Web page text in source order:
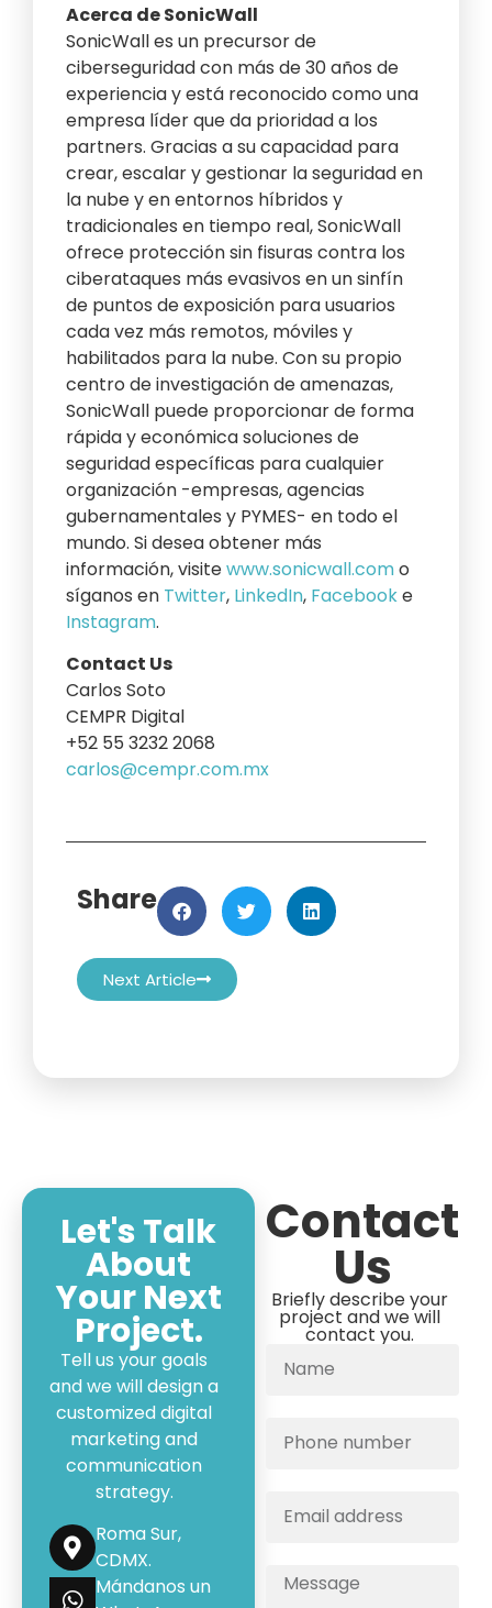
Acerca de SonicWall
SonicWall es un precursor de
ciberseguridad con más de 30 años de
experiencia y está reconocido como una
empresa líder que da prioridad a los
partners. Gracias a su capacidad para
crear, escalar y gestionar la seguridad en
la nube y en entornos híbridos y
tradicionales en tiempo real, SonicWall
ofrece protección sin fisuras contra los
ciberataques más evasivos en un sinfín
de puntos de exposición para usuarios
cada vez más remotos, móviles y
habilitados para la nube. Con su propio
centro de investigación de amenazas,
SonicWall puede proporcionar de forma
rápida y económica soluciones de
seguridad específicas para cualquier
organización -empresas, agencias
gubernamentales y PYMES- en todo el
mundo. Si desea obtener más
información, visitewww.sonicwall.como
síganos en Twitter, LinkedIn, Facebooke
Instagram.
Contact Us
Carlos Soto
CEMPR Digital
+52 55 3232 2068
carlos@cempr.com.mx
Share
Next Article
Let's Talk
About
Your Next
Project.
Tell us your goals
and we will design a
customized digital
marketing and
communication
strategy.
Roma Sur,
CDMX.
Mándanos un
Contact
Us
Briefly describe your
project and we will
contact you.